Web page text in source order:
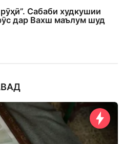
Сабаби худкушии
дар Вахш маълум шуд